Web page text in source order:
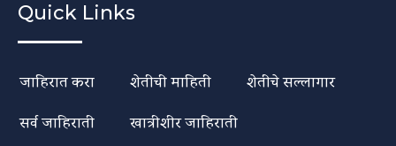
Quick Links
जाहिरात करा शेतीची माहिती
शेतीचे सल्लागार
सर्व जाहिराती
खात्रीशीर जाहिराती